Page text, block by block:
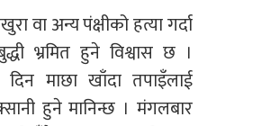
वा अन्य पंक्षीको हत्या गर्दा
भ्रमित हुने विश्वास छ ।
दिन माछा खाँदा तपाइँलाई
हुने मानिन्छ । मंगलबार